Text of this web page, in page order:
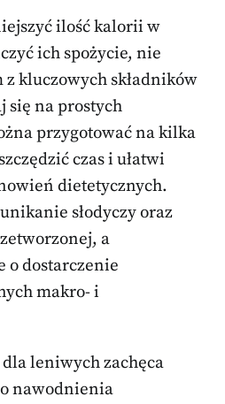
ilość kalorii w
ich spożycie, nie
kluczowych składników
się na prostych
przygotować na kilka
czas i ułatwi
dietetycznych.
słodyczy oraz
a
o dostarczenie
makro- i
leniwych zachęca
nawodnienia